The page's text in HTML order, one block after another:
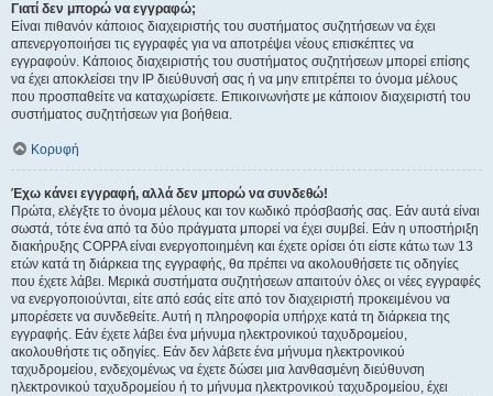
Γιατί δεν μπορώ να εγγραφώ;
Είναι πιθανόν κάποιος διαχειριστής του συστήματος συζητήσεων να έχει
απενεργοποιήσει τις εγγραφές για να αποτρέψει νέους επισκέπτες να
εγγραφούν. Κάποιος διαχειριστής του συστήματος συζητήσεων μπορεί επίσης
να έχει αποκλείσει την IP διεύθυνσή σας ή να μην επιτρέπει το όνομα μέλους
που προσπαθείτε να καταχωρίσετε. Επικοινωνήστε με κάποιον διαχειριστή του
συστήματος συζητήσεων για βοήθεια.
Κορυφή
Έχω κάνει εγγραφή, αλλά δεν μπορώ να συνδεθώ!
Πρώτα, ελέγξτε το όνομα μέλους και τον κωδικό πρόσβασής σας. Εάν αυτά είναι
σωστά, τότε ένα από τα δύο πράγματα μπορεί να έχει συμβεί. Εάν η υποστήριξη
διακήρυξης COPPA είναι ενεργοποιημένη και έχετε ορίσει ότι είστε κάτω των 13
ετών κατά τη διάρκεια της εγγραφής, θα πρέπει να ακολουθήσετε τις οδηγίες
που έχετε λάβει. Μερικά συστήματα συζητήσεων απαιτούν όλες οι νέες εγγραφές
να ενεργοποιούνται, είτε από εσάς είτε από τον διαχειριστή προκειμένου να
μπορέσετε να συνδεθείτε. Αυτή η πληροφορία υπήρχε κατά τη διάρκεια της
εγγραφής. Εάν έχετε λάβει ένα μήνυμα ηλεκτρονικού ταχυδρομείου,
ακολουθήστε τις οδηγίες. Εάν δεν λάβετε ένα μήνυμα ηλεκτρονικού
ταχυδρομείου, ενδεχομένως να έχετε δώσει μια λανθασμένη διεύθυνση
ηλεκτρονικού ταχυδρομείου ή το μήνυμα ηλεκτρονικού ταχυδρομείου, έχει